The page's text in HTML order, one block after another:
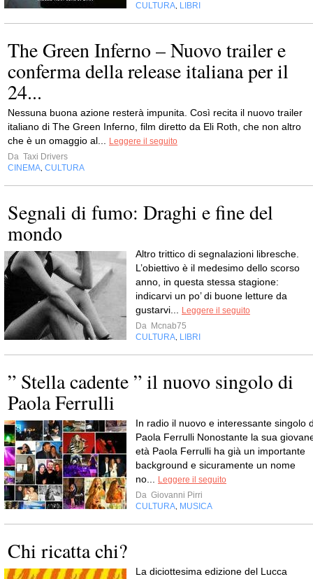
CULTURA LIBRI
The Green Inferno – Nuovo trailer e
conferma della release italiana per il
24...
Nessuna buona azione resterà impunita. Così recita il nuovo trailer
italiano di The Green Inferno, film diretto da Eli Roth, che non altro
che è un omaggio al...
Leggere il seguito
Da Taxi Drivers
CINEMA CULTURA
Segnali di fumo: Draghi e fine del
mondo
Altro trittico di segnalazioni libresche.
L’obiettivo è il medesimo dello scorso
anno, in questa stessa stagione:
indicarvi un po’ di buone letture da
gustarvi...
Leggere il seguito
Da Mcnab75
CULTURA LIBRI
” Stella cadente ” il nuovo singolo di
Paola Ferrulli
In radio il nuovo e interessante singolo
Paola Ferrulli Nonostante la sua
età Paola Ferrulli ha già un importante
background e sicuramente un nome
no...
Leggere il seguito
Da Giovanni Pirri
CULTURA MUSICA
Chi ricatta chi?
La diciottesima edizione del Lucca